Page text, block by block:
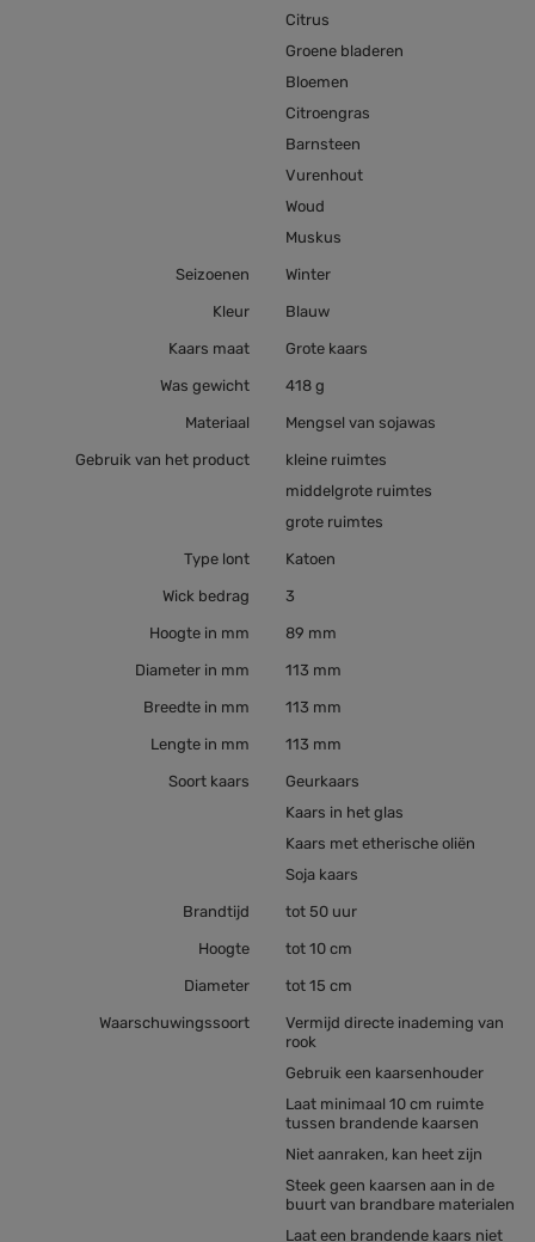
Citrus
Groene bladeren
Bloemen
Citroengras
Barnsteen
Vurenhout
Woud
Muskus
Seizoenen Winter
Kleur Blauw
Kaars maat Grote kaars
Was gewicht 418 g
Materiaal Mengsel van sojawas
Gebruik van het product
kleine ruimtes
middelgrote ruimtes
grote ruimtes
Type lont Katoen
Wick bedrag 3
Hoogte in mm 89 mm
Diameter in mm 113 mm
Breedte in mm 113 mm
Lengte in mm 113 mm
Soort kaars
Geurkaars
Kaars in het glas
Kaars met etherische oliën
Soja kaars
Brandtijd tot 50 uur
Hoogte tot 10 cm
Diameter tot 15 cm
Waarschuwingssoort
Vermijd directe inademing van
rook
Gebruik een kaarsenhouder
Laat minimaal 10 cm ruimte
tussen brandende kaarsen
Niet aanraken, kan heet zijn
Steek geen kaarsen aan in de
buurt van brandbare materialen
Laat een brandende kaars niet